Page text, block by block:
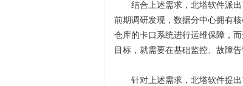
结合上述需求，北塔软件派
前期调研发现，数据分中心拥有
仓库的卡口系统进行运维保障，
目标，就需要在基础监控、故障
针对上述需求，北塔软件提